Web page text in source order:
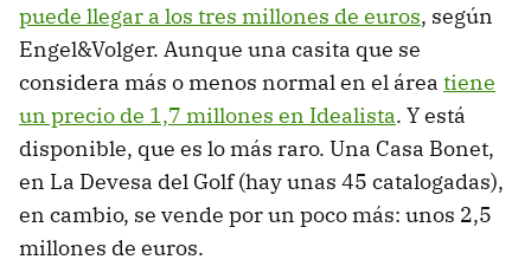
puede llegar a los tres millones de euros, según
Engel&Volger. Aunque una casita que se
considera más o menos normal en el área tiene
un precio de 1,7 millones en Idealista. Y está
disponible, que es lo más raro. Una Casa Bonet,
en La Devesa del Golf (hay unas 45 catalogadas),
en cambio, se vende por un poco más: unos 2,5
millones de euros.